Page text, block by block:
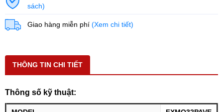
sách)
Giao hàng miễn phí (Xem chi tiết)
THÔNG TIN CHI TIẾT
Thông số kỹ thuật: